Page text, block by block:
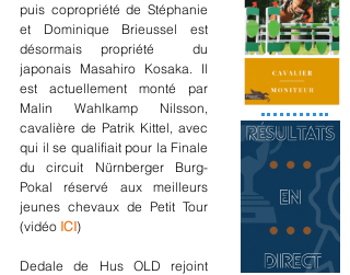
puis copropriété de Stéphanie
et Dominique Brieussel est
désormais propriété  du
japonais Masahiro Kosaka. Il
est actuellement monté par
Malin Wahlkamp Nilsson,
cavalière de Patrik Kittel, avec
qui il se qualifiait pour la Finale
du circuit Nürnberger Burg-
Pokal réservé aux meilleurs
jeunes chevaux de Petit Tour
(vidéo ICI)
Dedale de Hus OLD rejoint